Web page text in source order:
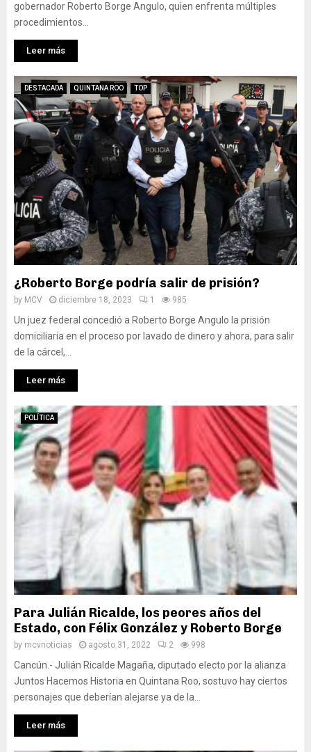
gobernador Roberto Borge Angulo, quien enfrenta múltiples
procedimientos...
Leer más
DESTACADA QUINTANA ROO TOP
¿Roberto Borge podría salir de prisión?
by MCV diciembre 18, 2023 1 985
Un juez federal concedió a Roberto Borge Angulo la prisión
domiciliaria en el proceso por lavado de dinero y ahora, para salir
de la cárcel,...
Leer más
POLÍTICA
Para Julián Ricalde, los peores años del
Estado, con Félix González y Roberto Borge
by mcvnoticias agosto 31, 2022 2 998
Cancún.- Julián Ricalde Magaña, diputado electo por la alianza
Juntos Hacemos Historia en Quintana Roo, sostuvo hay ciertos
personajes que deberían alejarse ya de la...
Leer más